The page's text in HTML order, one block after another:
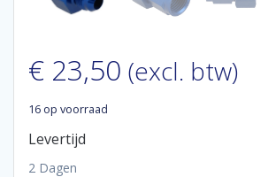
€ 23,50 (excl. btw)
16 op voorraad
Levertijd
2 Dagen